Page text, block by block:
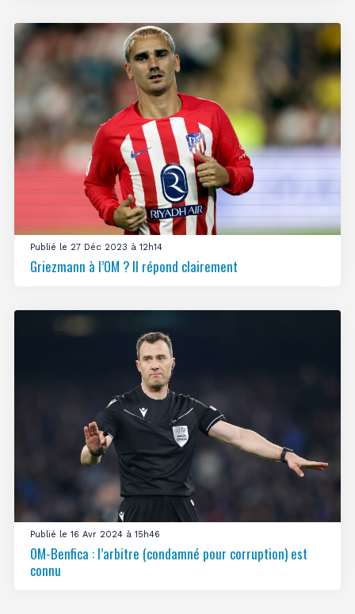
Publié le 27 Déc 2023 à 12h14
Griezmann à l’OM ? Il répond clairement
Publié le 16 Avr 2024 à 15h46
OM-Benfica : l’arbitre (condamné pour corruption) est
connu